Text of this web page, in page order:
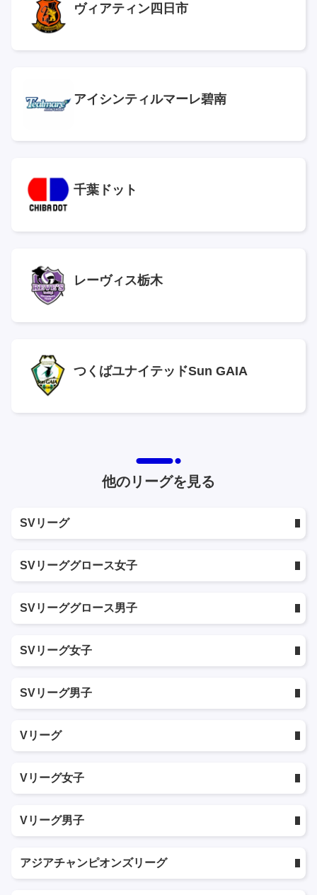
ヴィアティン四日市
アイシンティルマーレ碧南
千葉ドット
レーヴィス栃木
つくばユナイテッドSun GAIA
他のリーグを見る
SVリーグ
SVリーググロース女子
SVリーググロース男子
SVリーグ女子
SVリーグ男子
Vリーグ
Vリーグ女子
Vリーグ男子
アジアチャンピオンズリーグ